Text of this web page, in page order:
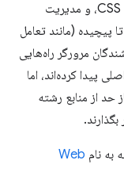
رندر مجدد بخش‌های صفحه، اجرای انیمیشن‌های CSS، و مدیریت
پیچیده (مانند تعامل
مرورگر راه‌هایی
پیدا کرده‌اند، اما
حد از منابع رشته
به نام Web